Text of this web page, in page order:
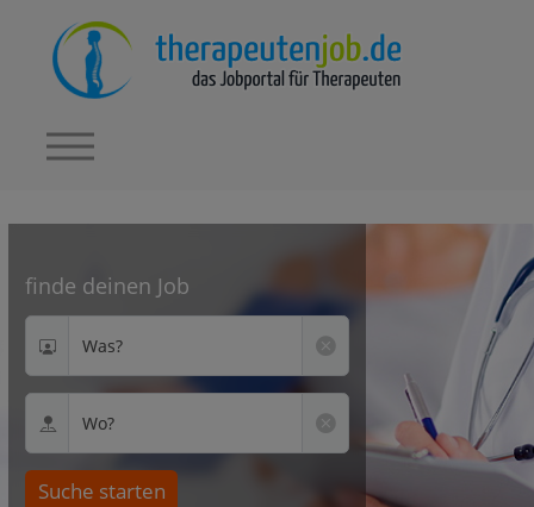
finde deinen Job
Was?
Wo?
Suche starten